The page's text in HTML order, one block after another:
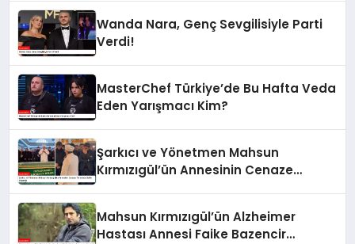
Wanda Nara, Genç Sevgilisiyle Parti
Verdi!
MasterChef Türkiye’de Bu Hafta Veda
Eden Yarışmacı Kim?
Şarkıcı ve Yönetmen Mahsun
Kırmızıgül’ün Annesinin Cenaze
Mahsun Kırmızıgül’ün Alzheimer
Hastası Annesi Faike Bazencir